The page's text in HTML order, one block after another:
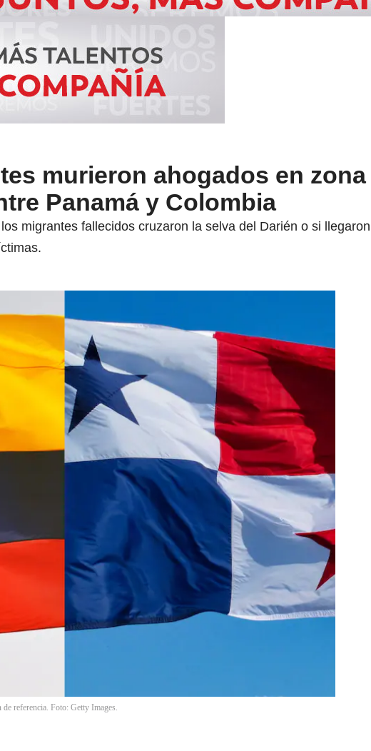
murieron ahogados en zona
Panamá y Colombia
migrantes fallecidos cruzaron la selva del Darién o si
referencia. Foto: Getty Images.